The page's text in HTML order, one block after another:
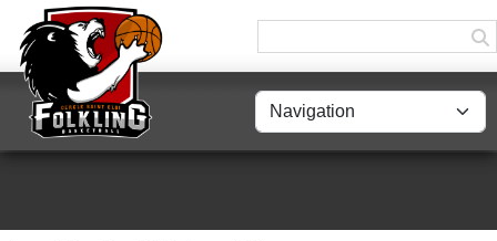
Panneau de gestion des cookies